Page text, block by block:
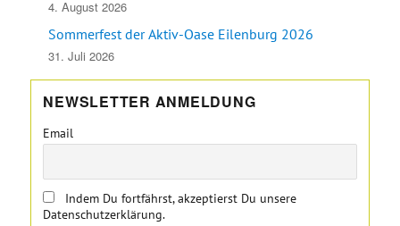
4. August 2026
Sommerfest der Aktiv-Oase Eilenburg 2026
31. Juli 2026
NEWSLETTER ANMELDUNG
Email
Indem Du fortfährst, akzeptierst Du unsere
Datenschutzerklärung.